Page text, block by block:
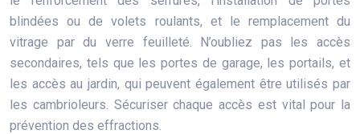
blindées ou de volets roulants, et le remplacement du
vitrage par du verre feuilleté. N’oubliez pas les accès
secondaires, tels que les portes de garage, les portails, et
les accès au jardin, qui peuvent également être utilisés par
les cambrioleurs. Sécuriser chaque accès est vital pour la
prévention des effractions.